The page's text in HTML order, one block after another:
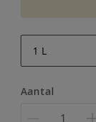
1 L
Aantal